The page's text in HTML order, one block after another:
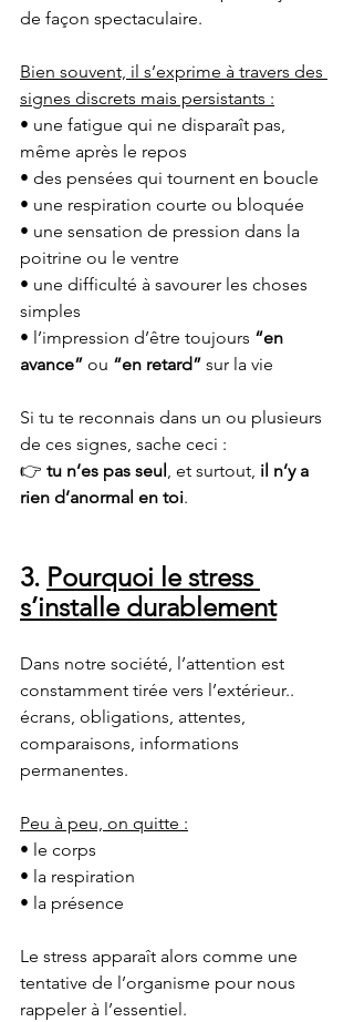
de façon spectaculaire.
Bien souvent, il s’exprime à travers des
signes discrets mais persistants :
• une fatigue qui ne disparaît pas,
même après le repos
• des pensées qui tournent en boucle
• une respiration courte ou bloquée
• une sensation de pression dans la
poitrine ou le ventre
• une difficulté à savourer les choses
simples
• l’impression d’être toujours “en
avance” ou “en retard” sur la vie
Si tu te reconnais dans un ou plusieurs
de ces signes, sache ceci :
👉 tu n’es pas seul, et surtout, il n’y a
rien d’anormal en toi.
3. Pourquoi le stress
s’installe durablement
Dans notre société, l’attention est
constamment tirée vers l’extérieur..
écrans, obligations, attentes,
comparaisons, informations
permanentes.
Peu à peu, on quitte :
• le corps
• la respiration
• la présence
Le stress apparaît alors comme une
tentative de l’organisme pour nous
rappeler à l’essentiel.